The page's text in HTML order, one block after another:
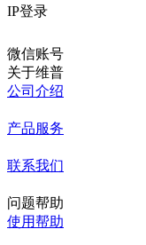
IP登录
微信账号
关于维普
公司介绍
产品服务
联系我们
问题帮助
使用帮助